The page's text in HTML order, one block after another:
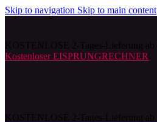
Skip to navigation Skip to main content
Kostenloser EISPRUNGRECHNER